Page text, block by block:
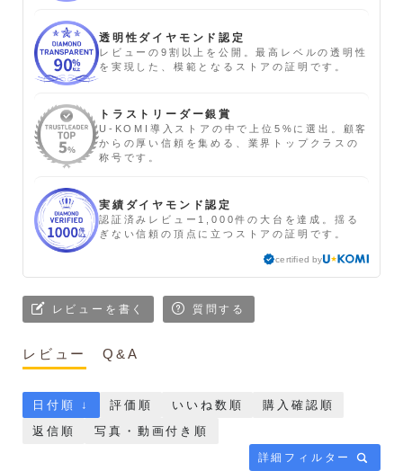
透明性ダイヤモンド認定
レビューの9割以上を公開。最高レベルの透明性
を実現した、模範となるストアの証明です。
トラストリーダー銀賞
U-KOMI導入ストアの中で上位5%に選出。顧客
からの厚い信頼を集める、業界トップクラスの
称号です。
実績ダイヤモンド認定
認証済みレビュー1,000件の大台を達成。揺る
ぎない信頼の頂点に立つストアの証明です。
certified by
レビューを書く 質問する
レビュー Q&A
詳細フィルター
日付順 ↓ 評価順 いいね数順
購入確認順
返信順
写真・動画付き順